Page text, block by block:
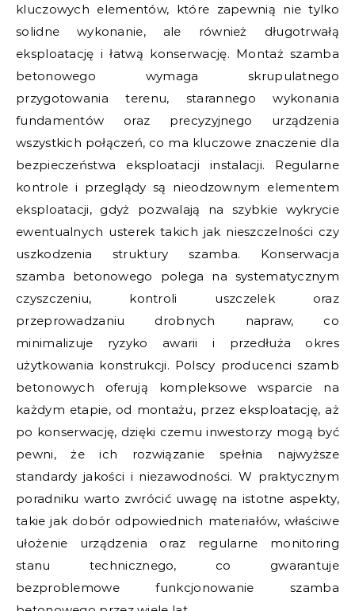
kluczowych elementów, które zapewnią nie tylko
solidne wykonanie, ale również długotrwałą
eksploatację i łatwą konserwację. Montaż szamba
betonowego wymaga skrupulatnego
przygotowania terenu, starannego wykonania
fundamentów oraz precyzyjnego urządzenia
wszystkich połączeń, co ma kluczowe znaczenie dla
bezpieczeństwa eksploatacji instalacji. Regularne
kontrole i przeglądy są nieodzownym elementem
eksploatacji, gdyż pozwalają na szybkie wykrycie
ewentualnych usterek takich jak nieszczelności czy
uszkodzenia struktury szamba. Konserwacja
szamba betonowego polega na systematycznym
czyszczeniu, kontroli uszczelek oraz
przeprowadzaniu drobnych napraw, co
minimalizuje ryzyko awarii i przedłuża okres
użytkowania konstrukcji. Polscy producenci szamb
betonowych oferują kompleksowe wsparcie na
każdym etapie, od montażu, przez eksploatację, aż
po konserwację, dzięki czemu inwestorzy mogą być
pewni, że ich rozwiązanie spełnia najwyższe
standardy jakości i niezawodności. W praktycznym
poradniku warto zwrócić uwagę na istotne aspekty,
takie jak dobór odpowiednich materiałów, właściwe
ułożenie urządzenia oraz regularne monitoring
stanu technicznego, co gwarantuje
bezproblemowe funkcjonowanie szamba